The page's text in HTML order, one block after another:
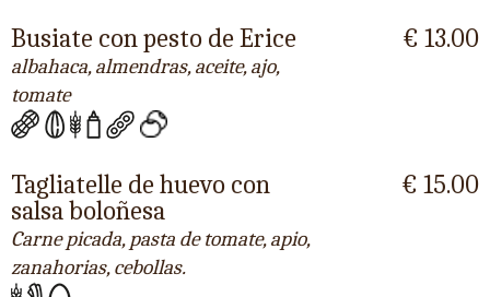
Busiate con pesto de Erice
albahaca, almendras, aceite, ajo,
tomate
€ 13.00
Tagliatelle de huevo con
salsa boloñesa
Carne picada, pasta de tomate, apio,
zanahorias, cebollas.
€ 15.00